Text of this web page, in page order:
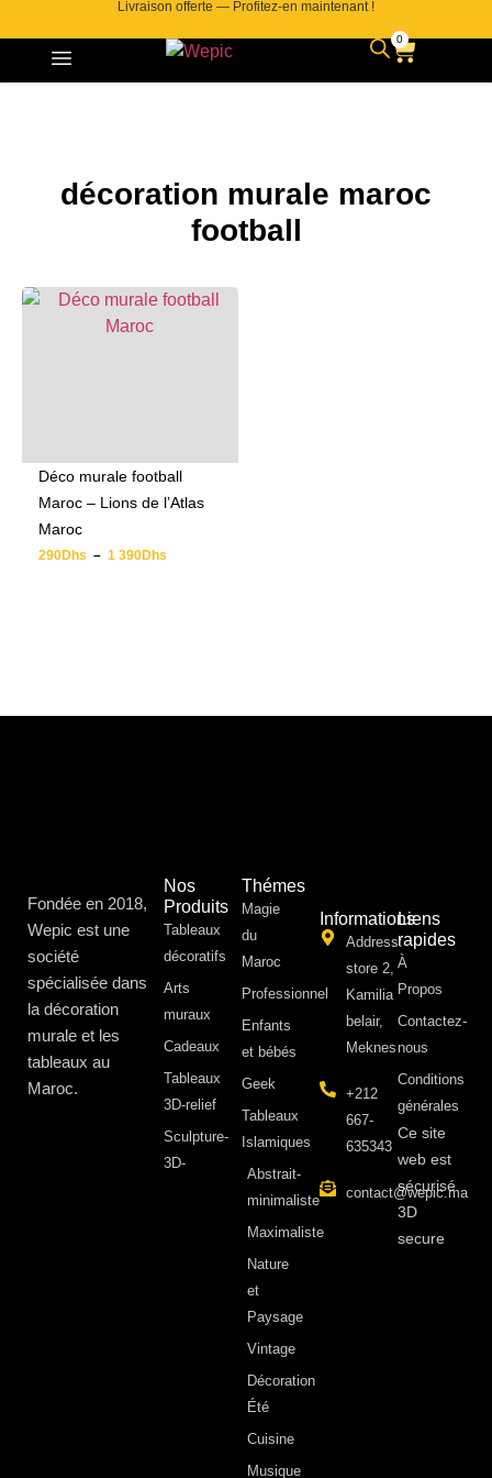
Livraison offerte — Profitez-en maintenant !
0
décoration murale maroc
football
Déco murale football
Maroc – Lions de l’Atlas
Maroc
290Dhs – 1 390Dhs
Fondée en 2018,
Wepic est une
société
spécialisée dans
la décoration
murale et les
tableaux au
Maroc.
Nos
Produits
Tableaux
décoratifs
Arts
muraux
Cadeaux
Tableaux
3D-relief
Sculpture-
3D-
Thémes
Magie
du
Maroc
Professionnel
Enfants
et bébés
Geek
Tableaux
Islamiques
Abstrait-
minimaliste
Maximaliste
Nature
et
Paysage
Vintage
Décoration
Été
Cuisine
Musique
Informations
Address:
store 2,
Kamilia
belair,
Meknes
+212
667-
635343
contact@wepic.ma
Liens
rapides
À
Propos ​
Contactez-
nous
Conditions
générales
Ce site
web est
sécurisé
3D
secure